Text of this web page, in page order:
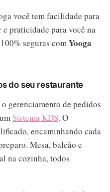
você tem facilidade para
e praticidade para você na
seguras comYooga
do seu restaurante
gerenciamento de pedidos
Sistema KDS. O
encaminhando cada
Mesa, balcão e
na cozinha, todos